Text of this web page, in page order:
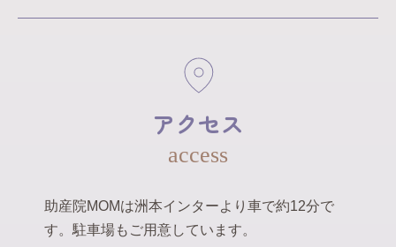
アクセス
access
助産院MOMは洲本インターより車で約12分で
す。駐車場もご用意しています。